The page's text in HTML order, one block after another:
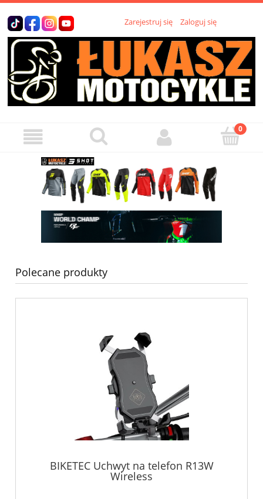
Zarejestruj się Zaloguj się
Polecane produkty
BIKETEC Uchwyt na telefon R13W
Wireless